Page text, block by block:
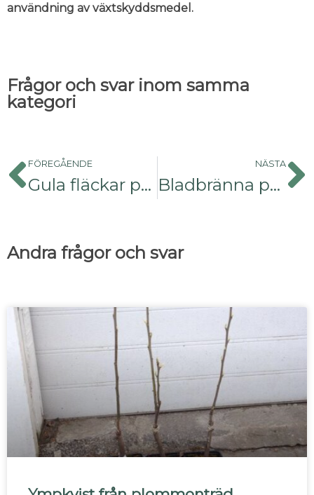
användning av växtskyddsmedel.
Frågor och svar inom samma
kategori
FÖREGÅENDE
Gula fläckar på malva
NÄSTA
Bladbränna på platan
Andra frågor och svar